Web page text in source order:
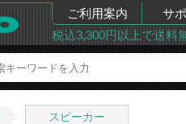
ご利用案内 サ
税込3,300円以上で送料
スピーカー